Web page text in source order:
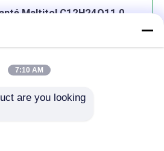
Maltitol C12H24O11 0
7:10 AM
are you looking